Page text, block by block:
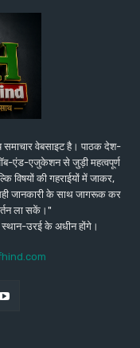
समाचार वेबसाइट है। पाठक देश-
एंड-एजुकेशन से जुड़ी महत्वपूर्ण
विषयों की गहराईयों में जाकर,
जानकारी के साथ जागरूक कर
ला सकें।"
स्थान-उरई के अधीन होंगे।